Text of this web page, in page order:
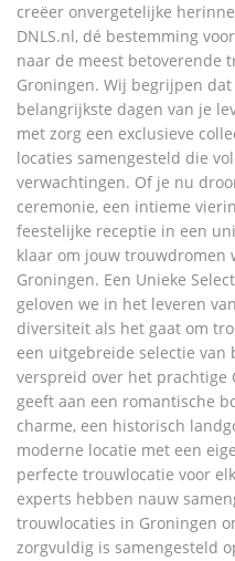
creëer onvergetelijke
DNLS.nl, dé bestemming
naar de meest betoverende
Groningen. Wij begrijpen
belangrijkste dagen van je
met zorg een exclusieve
locaties samengesteld die
verwachtingen. Of je nu
ceremonie, een intieme
feestelijke receptie in een
klaar om jouw trouwdromen
Groningen. Een Unieke
geloven we in het leveren
diversiteit als het gaat om
een uitgebreide selectie van
verspreid over het prachtige
geeft aan een romantische
charme, een historisch
moderne locatie met een
perfecte trouwlocatie voor
experts hebben nauw
trouwlocaties in Groningen
zorgvuldig is samengesteld